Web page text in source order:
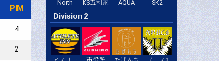
PIM
4
2
North KS五利家 AQUA SK2
Division 2